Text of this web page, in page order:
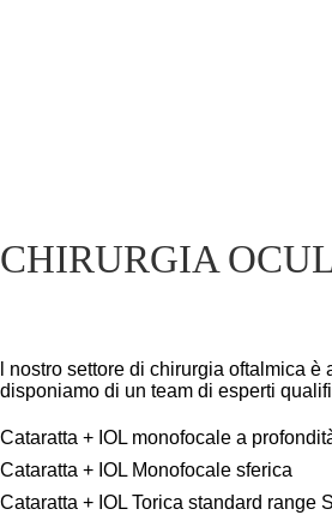
CHIRURGIA
l nostro settore di chirurgia oftalmica
disponiamo di un team di esperti
Cataratta + IOL monofocale a
Cataratta + IOL Monofocale sferica
Cataratta + IOL Torica standard range